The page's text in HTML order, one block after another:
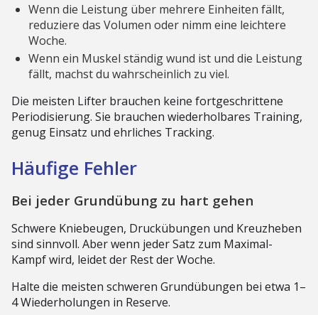
Wenn die Leistung über mehrere Einheiten fällt,
reduziere das Volumen oder nimm eine leichtere
Woche.
Wenn ein Muskel ständig wund ist und die Leistung
fällt, machst du wahrscheinlich zu viel.
Die meisten Lifter brauchen keine fortgeschrittene
Periodisierung. Sie brauchen wiederholbares Training,
genug Einsatz und ehrliches Tracking.
Häufige Fehler
Bei jeder Grundübung zu hart gehen
Schwere Kniebeugen, Druckübungen und Kreuzheben
sind sinnvoll. Aber wenn jeder Satz zum Maximal-
Kampf wird, leidet der Rest der Woche.
Halte die meisten schweren Grundübungen bei etwa 1–
4 Wiederholungen in Reserve.